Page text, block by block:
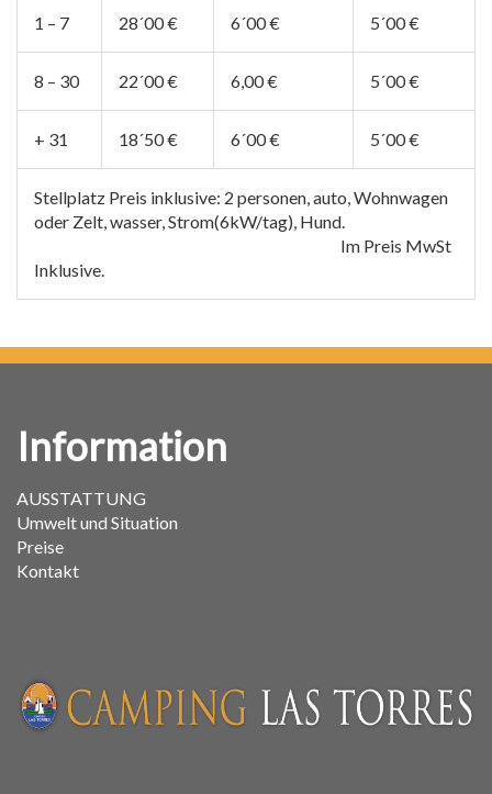
1 – 7 28´00 € 6´00 € 5´00 €
8 – 30 22´00 € 6,00 € 5´00 €
+ 31 18´50 € 6´00 € 5´00 €
Stellplatz Preis inklusive: 2 personen, auto, Wohnwagen
oder Zelt, wasser, Strom(6kW/tag), Hund.
Im Preis MwSt
Inklusive.
Information
AUSSTATTUNG
Umwelt und Situation
Preise
Kontakt